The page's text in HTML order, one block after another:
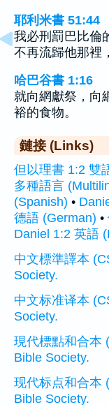
耶利米書 51:44
我必刑罰巴比倫
不再流歸他那裡
哈巴谷書 1:16
就向網獻祭，向
裕的食物。
鏈接 (Links)
但以理書 1:2 雙
多種語言
(Spanish) •
德語 (German) •
Daniel 1:2 英語
中文標準譯本
Society.
中文标准译本
Society.
現代標點和合本
Bible Society.
现代标点和合本
Bible Society.